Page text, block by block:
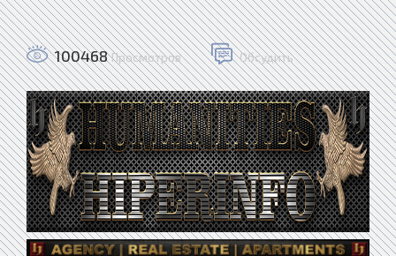
100468 Просмотров Обсудить